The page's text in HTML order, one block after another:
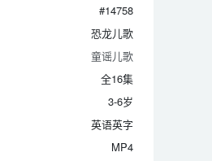
恐龙儿歌
童谣儿歌
全16集
3-6岁
英语英字
MP4
2160P
#14758
恐龙儿歌
童谣儿歌
全16集
3-6岁
英语英字
MP4